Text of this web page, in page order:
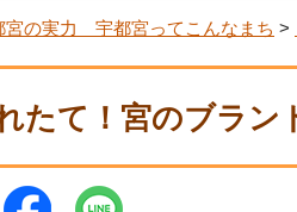
宮の実力 宇都宮ってこんなまち >
たて！宮のブラン